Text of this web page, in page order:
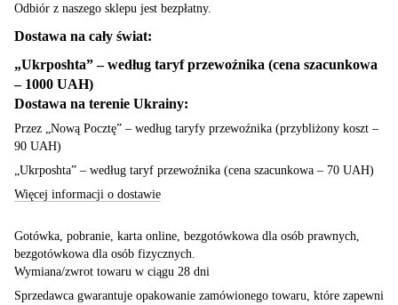
Odbiór z naszego sklepu jest bezpłatny.
Dostawa na cały świat:
„Ukrposhta” – według taryf przewoźnika (cena szacunkowa
– 1000 UAH)
Dostawa na terenie Ukrainy:
Przez „Nową Pocztę” – według taryfy przewoźnika (przybliżony koszt –
90 UAH)
„Ukrposhta” – według taryf przewoźnika (cena szacunkowa – 70 UAH)
Więcej informacji o dostawie
Gotówka, pobranie, karta online, bezgotówkowa dla osób prawnych,
bezgotówkowa dla osób fizycznych.
Wymiana/zwrot towaru w ciągu 28 dni
Sprzedawca gwarantuje opakowanie zamówionego towaru, które zapewni